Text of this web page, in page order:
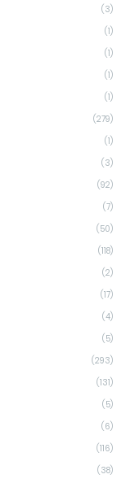
(3)
(1)
(1)
(1)
(1)
(279)
(1)
(3)
(92)
(7)
(50)
(118)
(2)
(17)
(4)
(5)
(293)
(131)
(5)
(6)
(116)
(38)